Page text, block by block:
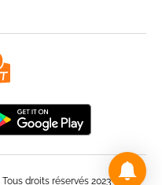
droits réservés 2023